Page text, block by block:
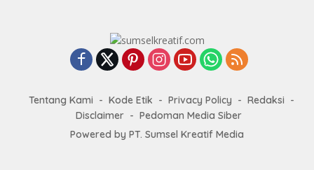
Tentang Kami Kode Etik Privacy Policy
Redaksi
Disclaimer
Pedoman Media Siber
Powered by PT. Sumsel Kreatif Media